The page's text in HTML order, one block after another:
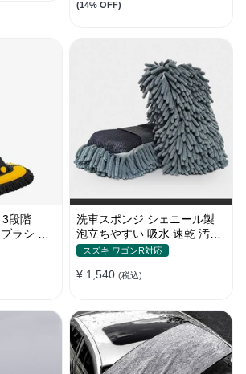
(14% OFF)
3段階
ラシ 高
かい
洗車スポンジ シェニール製
泡立ちやすい 吸水 速乾 汚れ
落とし 洗車グローブ
スズキ ワゴンR対応
¥ 1,540 (税込)